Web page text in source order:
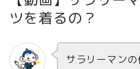
ツを着るの？
サラリーマン